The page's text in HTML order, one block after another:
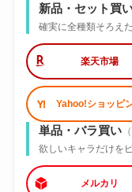
新品・セット買
確実に全種類そろえ
楽天市場
Yahoo!ショッピ
単品・バラ買い
欲しいキャラだけを
メルカリ